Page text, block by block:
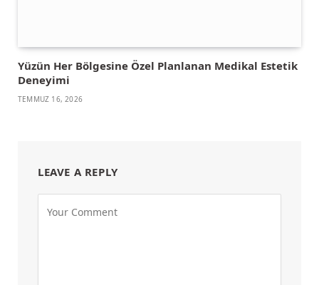
Yüzün Her Bölgesine Özel Planlanan Medikal Estetik
Deneyimi
TEMMUZ 16, 2026
LEAVE A REPLY